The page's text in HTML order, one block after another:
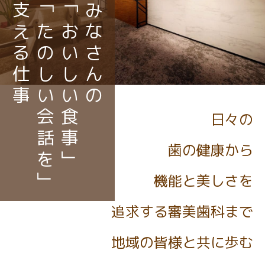
みなさんの
「おいしい食事」
「たのしい会話を」
支える仕事
日々の
歯の健康から
機能と美しさを
追求する審美歯科まで
地域の皆様と共に歩む